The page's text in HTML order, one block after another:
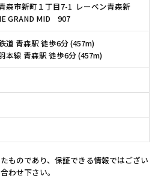
森市新町１丁目7-1 レーベン青森新
GRAND MID 907
道 青森駅 徒歩6分 (457m)
本線 青森駅 徒歩6分 (457m)
ものであり、保証できる情報ではござい
わせ下さい。